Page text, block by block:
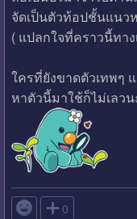
จัดเป็นตัวท้อปชั้นแนว
( แปลกใจที่คราวนี้ทา
ใครที่ยังขาดตัวเทพๆ
หาตัวนี้มาใช้ก็ไม่เลว
 0